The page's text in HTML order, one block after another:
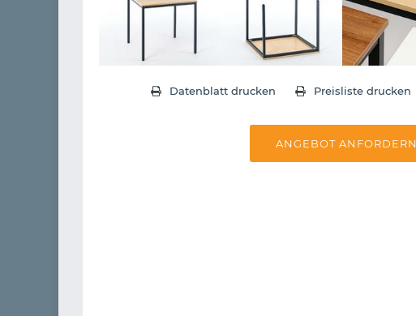
Datenblatt drucken Preisliste drucken
ANGEBOT ANFORDERN